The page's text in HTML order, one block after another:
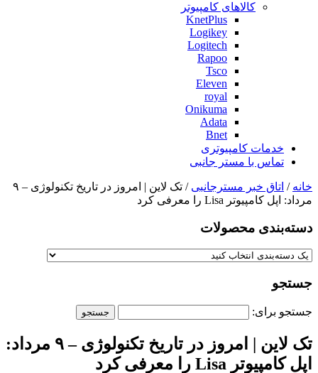
کالاهای کامپیوتر
KnetPlus
Logikey
Logitech
Rapoo
Tsco
Eleven
royal
Onikuma
Adata
Bnet
خدمات کامپیوتری
تماس با مستر جانبی
خانه / اتاق خبر مسترجانبی
/ تک لاین | امروز در تاریخ تکنولوژی – ۹
مرداد: اپل کامپیوتر Lisa را معرفی کرد
دسته‌بندی‌ محصولات
جستجو
جستجو برای:
تک لاین | امروز در تاریخ تکنولوژی – ۹ مرداد:
اپل کامپیوتر Lisa را معرفی کرد